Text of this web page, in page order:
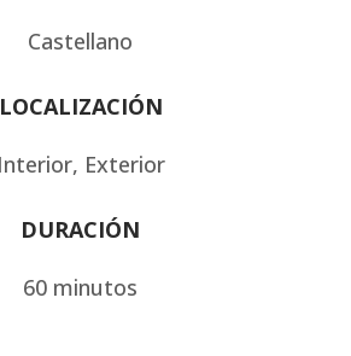
Castellano
LOCALIZACIÓN
Interior, Exterior
DURACIÓN
60 minutos